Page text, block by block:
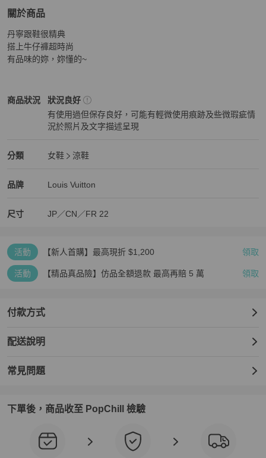
關於商品
關於Louis Vuitton 丹寧高跟涼鞋35
丹寧跟鞋很精典
搭上牛仔褲超時尚
有品味的妳，妳懂的~
商品狀況
Louis Vuitton女鞋商品狀態與細節
狀況良好
有使用過但保存良好，可能有輕微使用痕跡及些微瑕疵情
況於照片及文字描述呈現
分類
Louis Vuitton女鞋 分類資訊
女鞋
涼鞋
品牌
Louis Vuitton精品女鞋品牌介紹
Louis Vuitton
Louis Vuitton推薦清單
尺寸 JP／CN／FR 22
活動 【新人首購】最高現折 $1,200 領取
活動 【精品真品險】仿品全額退款 最高再賠 5 萬 領取
付款方式
配送說明
常見問題
下單後，商品收至 PopChill 檢驗